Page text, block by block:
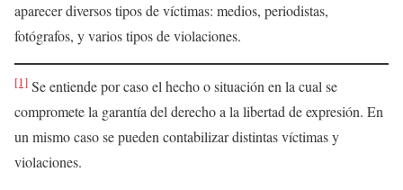
aparecer diversos tipos de víctimas: medios, periodistas,
fotógrafos, y varios tipos de violaciones.
[1] Se entiende por caso el hecho o situación en la cual se
compromete la garantía del derecho a la libertad de expresión. En
un mismo caso se pueden contabilizar distintas víctimas y
violaciones.